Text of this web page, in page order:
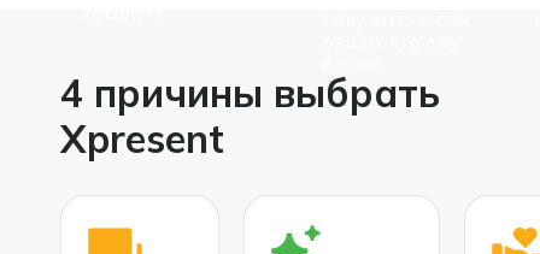
4 причины выбрать
Xpresent